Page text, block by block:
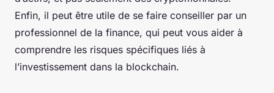
Enfin, il peut être utile de se faire conseiller par un
professionnel de la finance, qui peut vous aider à
comprendre les risques spécifiques liés à
l’investissement dans la blockchain.